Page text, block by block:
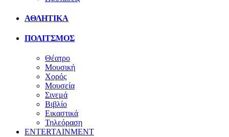
ΑΘΛΗΤΙΚΑ
ΠΟΛΙΤΣΜΟΣ
Θέατρο
Μουσική
Χορός
Μουσεία
Σινεμά
Βιβλίο
Εικαστικά
Τηλεόραση
ENTERTAINMENT